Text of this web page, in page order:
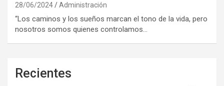
28/06/2024 Administración
“Los caminos y los sueños marcan el tono de la vida, pero
nosotros somos quienes controlamos…
Recientes